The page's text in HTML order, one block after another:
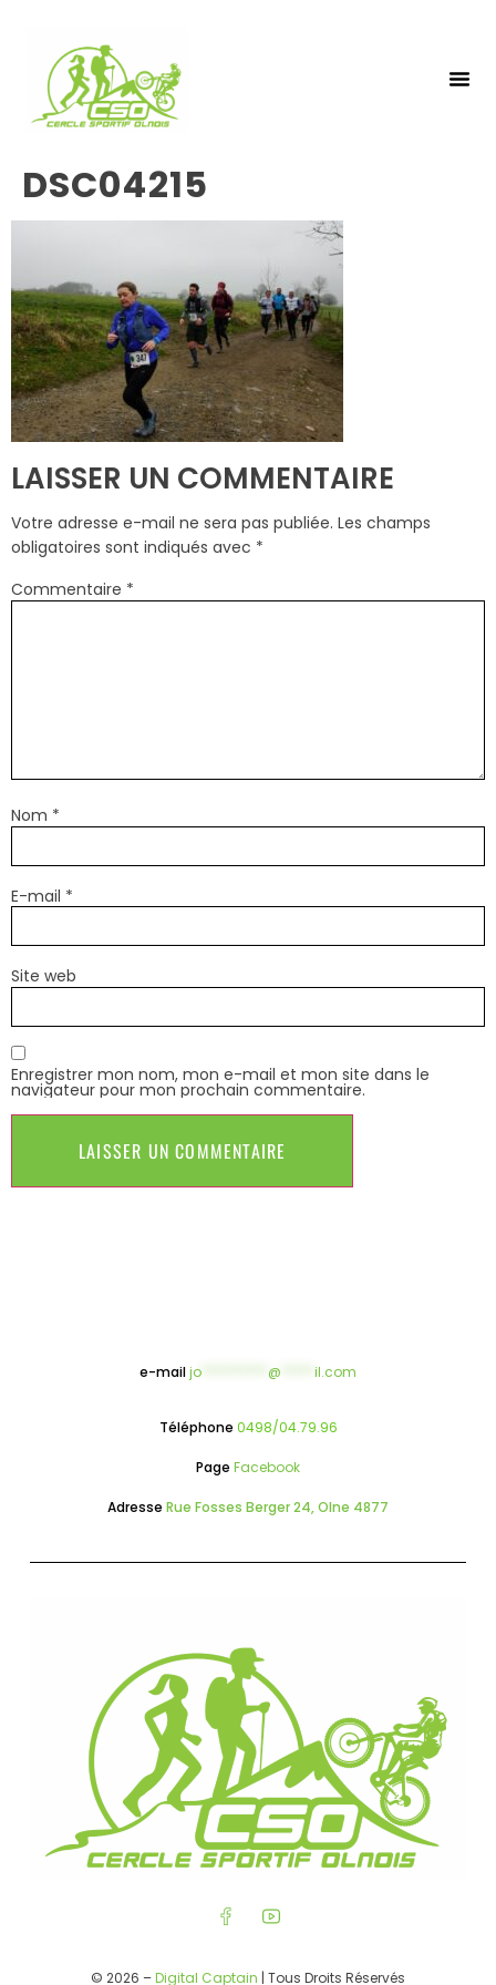
DSC04215
LAISSER UN COMMENTAIRE
Votre adresse e-mail ne sera pas publiée. Les champs
obligatoires sont indiqués avec *
Commentaire *
Nom *
E-mail *
Site web
Enregistrer mon nom, mon e-mail et mon site dans le
navigateur pour mon prochain commentaire.
e-mailjo @ il.com
Téléphone 0498/04.79.96
Page Facebook
Adresse Rue Fosses Berger 24, Olne 4877
© 2026 –Digital Captain | Tous Droits Réservés